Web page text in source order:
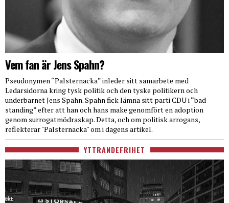
Vem fan är Jens Spahn?
Pseudonymen “Palsternacka” inleder sitt samarbete med
Ledarsidorna kring tysk politik och den tyske politikern och
underbarnet Jens Spahn. Spahn fick lämna sitt parti CDU i “bad
standing” efter att han och hans make genomfört en adoption
genom surrogatmödraskap. Detta, och om politisk arrogans,
reflekterar "Palsternacka" om i dagens artikel.
YTTRANDEFRIHET